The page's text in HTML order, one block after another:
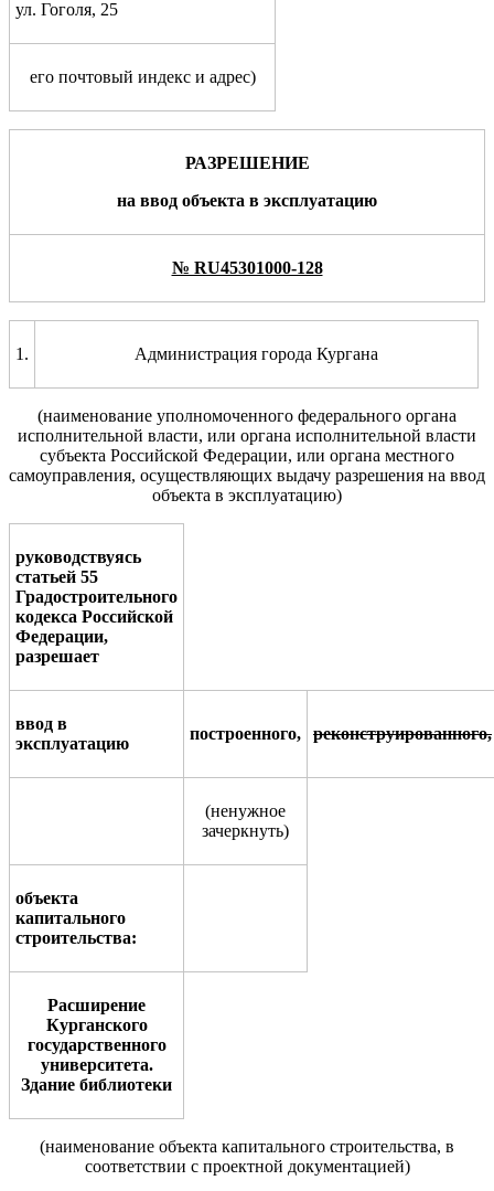
ул. Гоголя, 25
его почтовый индекс и адрес)
РАЗРЕШЕНИЕ
на ввод объекта в эксплуатацию
№ RU45301000-128
1. Администрация города Кургана
(наименование уполномоченного федерального органа
исполнительной власти, или органа исполнительной власти
субъекта Российской Федерации, или органа местного
самоуправления, осуществляющих выдачу разрешения на ввод
объекта в эксплуатацию)
руководствуясь
статьей 55
Градостроительного
кодекса Российской
Федерации,
разрешает
ввод в
эксплуатацию
построенного, реконструированного,
(ненужное
зачеркнуть)
объекта
капитального
строительства:
Расширение
Курганского
государственного
университета.
Здание библиотеки
(наименование объекта капитального строительства, в
соответствии с проектной документацией)